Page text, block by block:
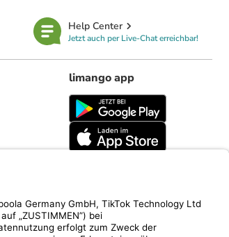
Help Center
Jetzt auch per Live-Chat erreichbar!
limango app